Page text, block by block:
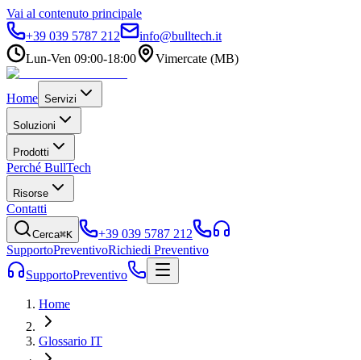
Vai al contenuto principale
+39 039 5787 212
info@bulltech.it
Lun-Ven 09:00-18:00
Vimercate (MB)
Home Servizi
Soluzioni
Prodotti
Perché BullTech
Risorse
Contatti
Cerca⌘K
+39 039 5787 212
SupportoPreventivoRichiedi Preventivo
SupportoPreventivo
Home
Glossario IT